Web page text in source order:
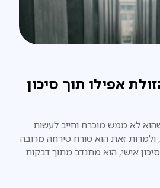
אפילו תוך סיכון
לא ממש מוכרח וחייב לעשות
ולמרות זאת הוא טורח טירחה מרובה
אישי, הוא מתנדב מתוך דבקות